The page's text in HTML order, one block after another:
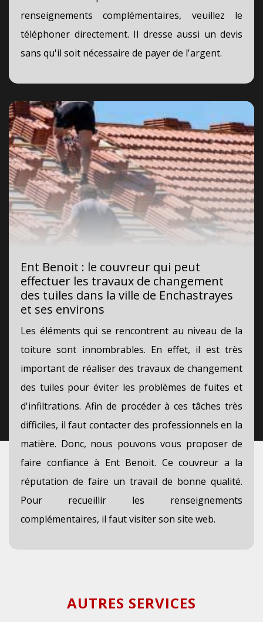
renseignements complémentaires, veuillez le
téléphoner directement. Il dresse aussi un devis
sans qu'il soit nécessaire de payer de l'argent.
Ent Benoit : le couvreur qui peut
effectuer les travaux de changement
des tuiles dans la ville de Enchastrayes
et ses environs
Les éléments qui se rencontrent au niveau de la
toiture sont innombrables. En effet, il est très
important de réaliser des travaux de changement
des tuiles pour éviter les problèmes de fuites et
d'infiltrations. Afin de procéder à ces tâches très
difficiles, il faut contacter des professionnels en la
matière. Donc, nous pouvons vous proposer de
faire confiance à Ent Benoit. Ce couvreur a la
réputation de faire un travail de bonne qualité.
Pour recueillir les renseignements
complémentaires, il faut visiter son site web.
AUTRES SERVICES